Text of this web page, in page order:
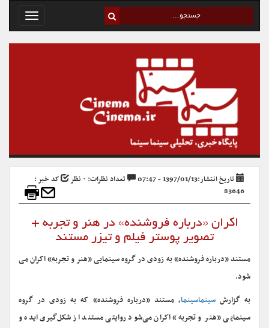
Toggle
تاریخ انتشار:1397/01/13 - 07:47 تعداد نظرات: ۰ نظر
کد خبر :
83646
اکران «درباره فروشنده» در هنر و تجربه +
تصویر پوستر فیلم و تیزر مستند
مستند «درباره فروشنده» به زودی در گروه سینمایی «هنر و تجربه» اکران می
شود.
به گزارشسینماسینما، مستند «درباره فروشنده» که به زودی در گروه
سینمایی «هنر و تجربه» اکران می‌شود روایتی مستند از شکل‌گیری ایده و